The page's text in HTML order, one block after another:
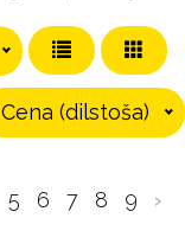
Cena (dilstoša)
5 6 7 8 9 ›